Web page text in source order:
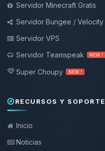
Servidor Minecraft Gratis
Servidor Bungee / Velocity
Servidor VPS
Servidor Teamspeak
NEW !
Super Choupy NEW !
RECURSOS Y SOPORTE
Inicio
Noticias